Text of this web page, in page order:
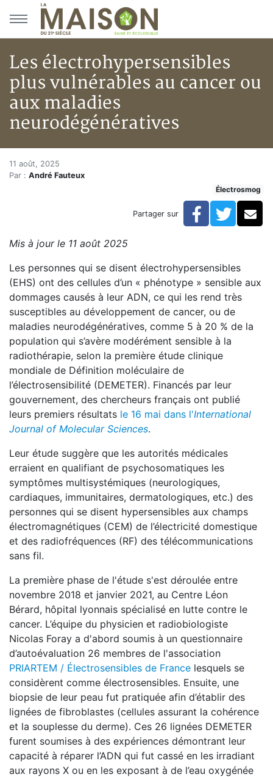
Aller au menu principal
Aller au contenu principal
Les électrohypersensibles
plus vulnérables au cancer ou
aux maladies
neurodégénératives
Accueil
Articles
Les électrohypersensibles plus vulnérables au
Les électrohypersensibles
11 août, 2025
Par : André Fauteux
Électrosmog
Partager sur Facebook
Mis à jour le 11 août 2025
Les personnes qui se disent électrohypersensibles
(EHS) ont des cellules d’un « phénotype » sensible aux
dommages causés à leur ADN, ce qui les rend très
susceptibles au développement de cancer, ou de
maladies neurodégénératives, comme 5 à 20 % de la
population qui s’avère modérément sensible à la
radiothérapie, selon la première étude clinique
mondiale de Définition moléculaire de
l’électrosensibilité (DEMETER). Financés par leur
gouvernement, des chercheurs français ont publié
leurs premiers résultats le 16 mai dans l'International
Journal of Molecular Sciences.
Leur étude suggère que les autorités médicales
erraient en qualifiant de psychosomatiques les
symptômes multisystémiques (neurologiques,
cardiaques, immunitaires, dermatologiques, etc.) des
personnes qui se disent hypersensibles aux champs
électromagnétiques (CEM) de l’électricité domestique
et des radiofréquences (RF) des télécommunications
sans fil.
La première phase de l'étude s'est déroulée entre
novembre 2018 et janvier 2021, au Centre Léon
Bérard, hôpital lyonnais spécialisé en lutte contre le
cancer. L’équipe du physicien et radiobiologiste
Nicolas Foray a d'abord soumis à un questionnaire
d’autoévaluation 26 membres de l'association
PRIARTEM / Électrosensibles de France lesquels se
considèrent comme électrosensibles. Ensuite, une
biopsie de leur peau fut pratiquée afin d’établir des
lignées de fibroblastes (cellules assurant la cohérence
et la souplesse du derme). Ces 26 lignées DEMETER
furent soumises à des expériences démontrant leur
capacité à réparer l’ADN qui fut cassé en les irradiant
aux rayons X ou en les exposant à de l’eau oxygénée